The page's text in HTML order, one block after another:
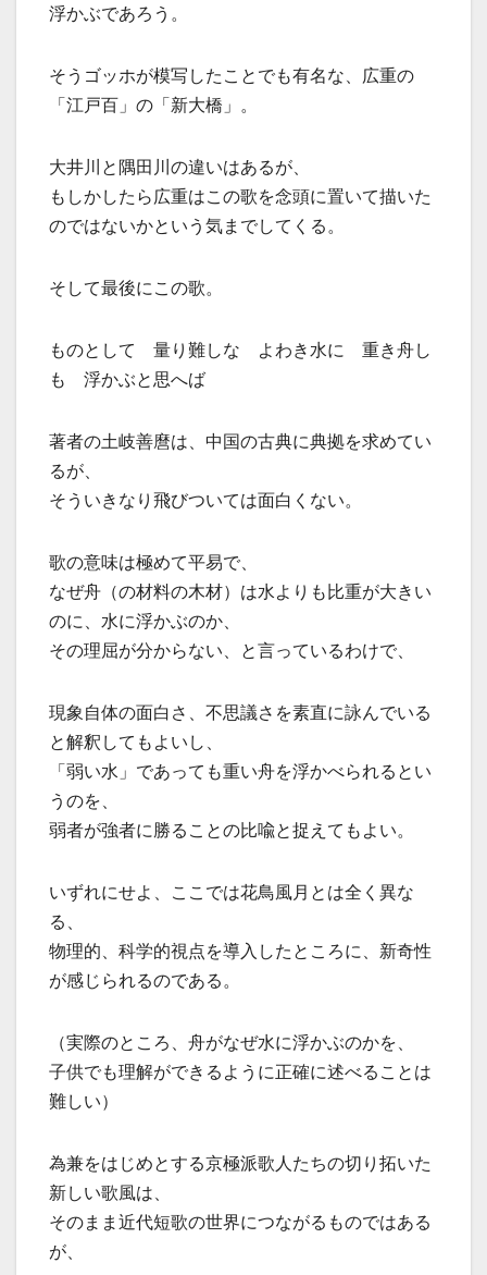
浮かぶであろう。
そうゴッホが模写したことでも有名な、広重の
「江戸百」の「新大橋」。
大井川と隅田川の違いはあるが、
もしかしたら広重はこの歌を念頭に置いて描いた
のではないかという気までしてくる。
そして最後にこの歌。
ものとして 量り難しな よわき水に 重き舟し
も 浮かぶと思へば
著者の土岐善麿は、中国の古典に典拠を求めてい
るが、
そういきなり飛びついては面白くない。
歌の意味は極めて平易で、
なぜ舟（の材料の木材）は水よりも比重が大きい
のに、水に浮かぶのか、
その理屈が分からない、と言っているわけで、
現象自体の面白さ、不思議さを素直に詠んでいる
と解釈してもよいし、
「弱い水」であっても重い舟を浮かべられるとい
うのを、
弱者が強者に勝ることの比喩と捉えてもよい。
いずれにせよ、ここでは花鳥風月とは全く異な
る、
物理的、科学的視点を導入したところに、新奇性
が感じられるのである。
（実際のところ、舟がなぜ水に浮かぶのかを、
子供でも理解ができるように正確に述べることは
難しい）
為兼をはじめとする京極派歌人たちの切り拓いた
新しい歌風は、
そのまま近代短歌の世界につながるものではある
が、